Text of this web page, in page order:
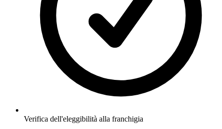
Verifica dell'eleggibilità alla franchigia